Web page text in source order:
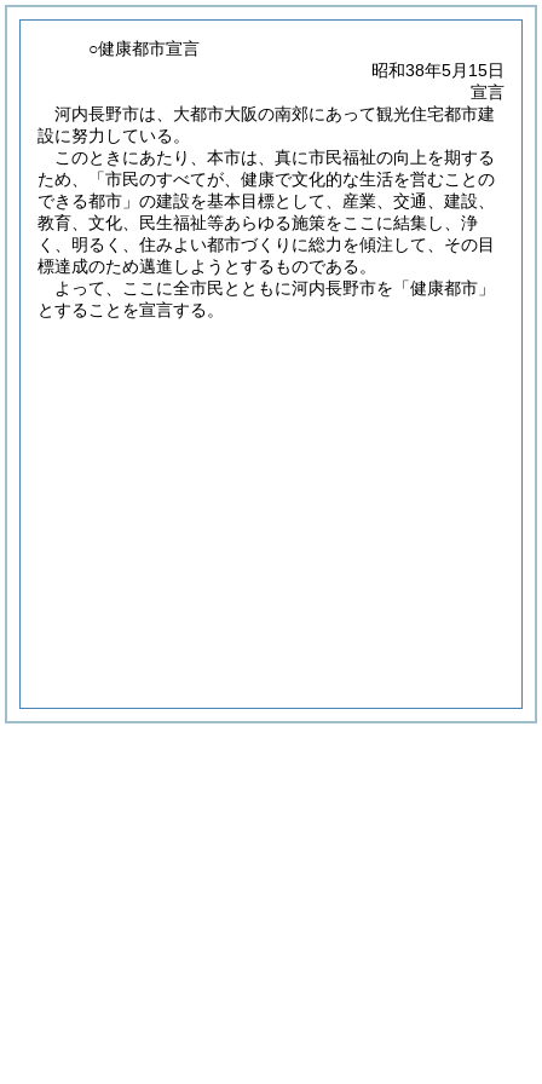
○健康都市宣言
昭和38年5月15日
宣言
河内長野市は、大都市大阪の南郊にあって観光住宅都市建
設に努力している。
このときにあたり、本市は、真に市民福祉の向上を期する
ため、「市民のすべてが、健康で文化的な生活を営むことの
できる都市」の建設を基本目標として、産業、交通、建設、
教育、文化、民生福祉等あらゆる施策をここに結集し、浄
く、明るく、住みよい都市づくりに総力を傾注して、その目
標達成のため邁進しようとするものである。
よって、ここに全市民とともに河内長野市を「健康都市」
とすることを宣言する。